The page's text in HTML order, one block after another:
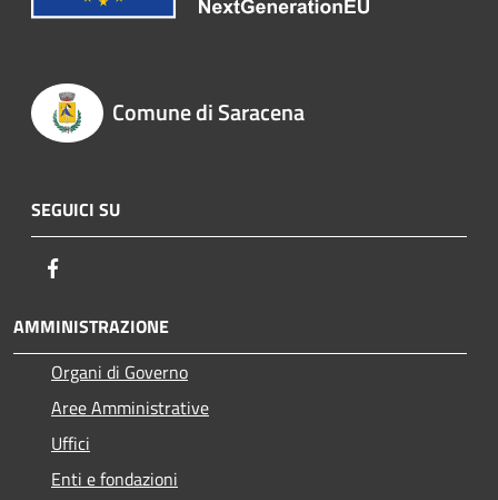
Comune di Saracena
SEGUICI SU
AMMINISTRAZIONE
Organi di Governo
Aree Amministrative
Uffici
Enti e fondazioni